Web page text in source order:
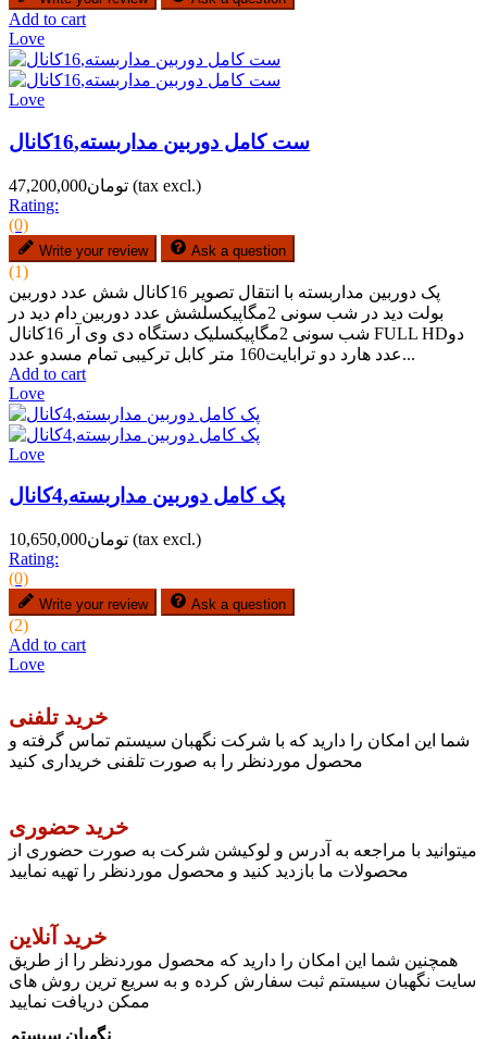
Add to cart
Love
Love
ست کامل دوربین مداربسته,16کانال
تومان47,200,000 (tax excl.)
Rating:
(0)
Write your review Ask a question
(1)
پک دوربین مداربسته با انتقال تصویر 16کانال شش عدد دوربین
بولت دید در شب سونی 2مگاپیکسلشش عدد دوربین دام دید در
شب سونی 2مگاپیکسلیک دستگاه دی وی آر 16کانال FULL HDدو
عدد هارد دو ترابایت160 متر کابل ترکیبی تمام مسدو عدد...
Add to cart
Love
Love
پک کامل دوربین مداربسته,4کانال
تومان10,650,000 (tax excl.)
Rating:
(0)
Write your review Ask a question
(2)
Add to cart
Love
خرید تلفنی
شما این امکان را دارید که با شرکت نگهبان سیستم تماس گرفته و
محصول موردنظر را به صورت تلفنی خریداری کنید
خرید حضوری
میتوانید با مراجعه به آدرس و لوکیشن شرکت به صورت حضوری از
محصولات ما بازدید کنید و محصول موردنظر را تهیه نمایید
خرید آنلاین
همچنین شما این امکان را دارید که محصول موردنظر را از طریق
سایت نگهبان سیستم ثبت سفارش کرده و به سریع ترین روش های
ممکن دریافت نمایید